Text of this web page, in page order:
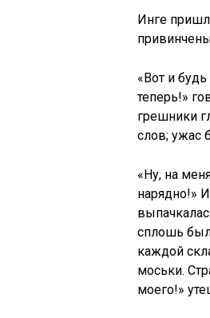
Инге
«Вот и
теперь!»
грешники
слов; ужас
«Ну, на
нарядно!»
сплошь
каждой
моськи.
моего!»